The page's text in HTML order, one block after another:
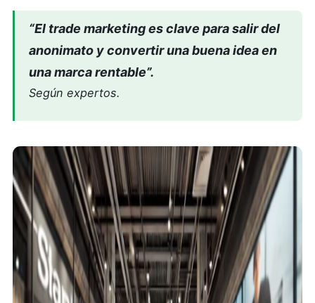
“El trade marketing es clave para salir del
anonimato y convertir una buena idea en
una marca rentable”.
Según expertos.